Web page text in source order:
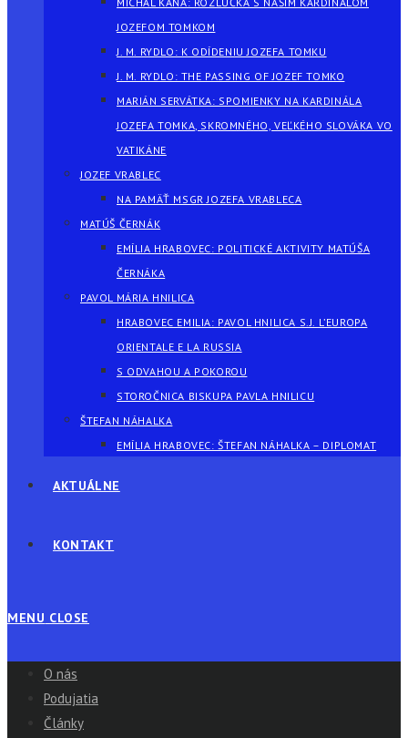
JOZEFOM TOMKOM
J. M. RYDLO: K ODÍDENIU JOZEFA TOMKU
J. M. RYDLO: THE PASSING OF JOZEF TOMKO
MARIÁN SERVÁTKA: SPOMIENKY NA KARDINÁLA
JOZEFA TOMKA, SKROMNÉHO, VEĽKÉHO SLOVÁKA VO
VATIKÁNE
JOZEF VRABLEC
NA PAMÄŤ MSGR JOZEFA VRABLECA
MATÚŠ ČERNÁK
EMÍLIA HRABOVEC: POLITICKÉ AKTIVITY MATÚŠA
ČERNÁKA
PAVOL MÁRIA HNILICA
HRABOVEC EMILIA: PAVOL HNILICA S.J. L’EUROPA
ORIENTALE E LA RUSSIA
S ODVAHOU A POKOROU
STOROČNICA BISKUPA PAVLA HNILICU
ŠTEFAN NÁHALKA
EMÍLIA HRABOVEC: ŠTEFAN NÁHALKA – DIPLOMAT
AKTUÁLNE
KONTAKT
MENU CLOSE
O nás
Podujatia
Články